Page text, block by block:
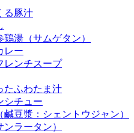
る豚汁
湯（サムゲタン）
レー
レンチスープ
たふわたま汁
シチュー
豆漿：シェントウジャン）
ラータン）